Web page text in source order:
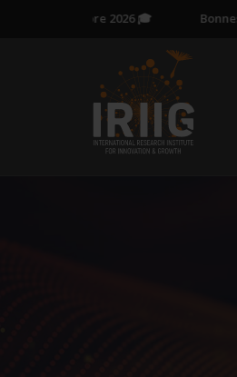
le 13 octobre 2026 🎓 Bonnes